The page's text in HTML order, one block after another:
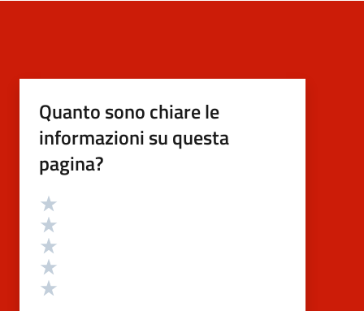
Quanto sono chiare le
informazioni su questa
pagina?
Valutazione